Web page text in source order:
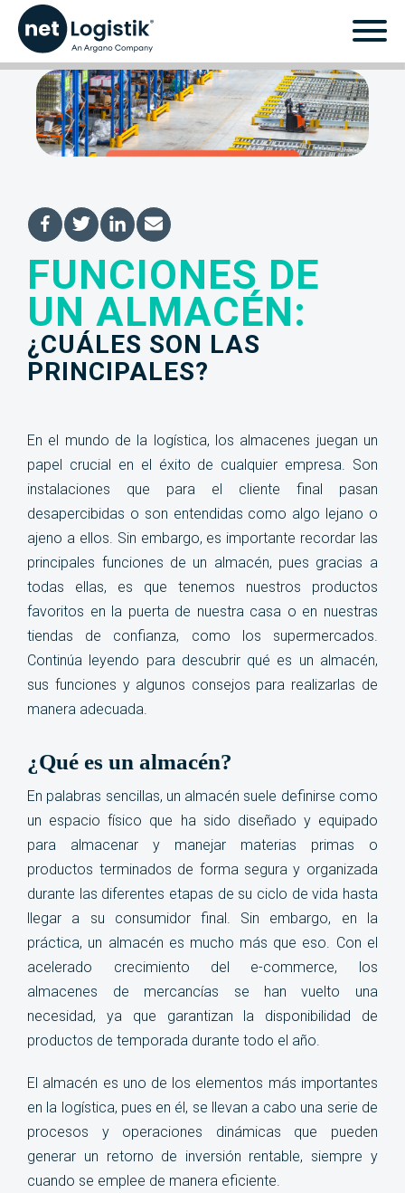
Funciones de un
almacén: ¿Cuáles son
las principales?
FUNCIONES DE
UN ALMACÉN:
¿CUÁLES SON LAS
PRINCIPALES?
En el mundo de la logística, los almacenes juegan un
papel crucial en el éxito de cualquier empresa. Son
instalaciones que para el cliente final pasan
desapercibidas o son entendidas como algo lejano o
ajeno a ellos. Sin embargo, es importante recordar las
principales funciones de un almacén, pues gracias a
todas ellas, es que tenemos nuestros productos
favoritos en la puerta de nuestra casa o en nuestras
tiendas de confianza,
como los supermercados.
Continúa leyendo para descubrir qué es un almacén,
sus funciones y algunos consejos para realizarlas de
manera adecuada.
¿Qué es un almacén?
En palabras sencillas, un almacén suele definirse como
un espacio físico que ha sido diseñado y equipado
para almacenar y manejar materias primas o
productos terminados de forma segura y organizada
durante las diferentes etapas de su ciclo de vida hasta
llegar a su consumidor final. Sin embargo, en la
práctica, un almacén es mucho más que eso. Con el
acelerado crecimiento del e-commerce, los
almacenes de mercancías se han vuelto una
necesidad, ya que garantizan la disponibilidad de
productos de temporada durante todo el año.
El almacén es uno de los elementos más importantes
en la logística, pues en él, se llevan a cabo una serie de
procesos y operaciones dinámicas que pueden
generar un retorno de inversión rentable, siempre y
cuando se emplee de manera eficiente.